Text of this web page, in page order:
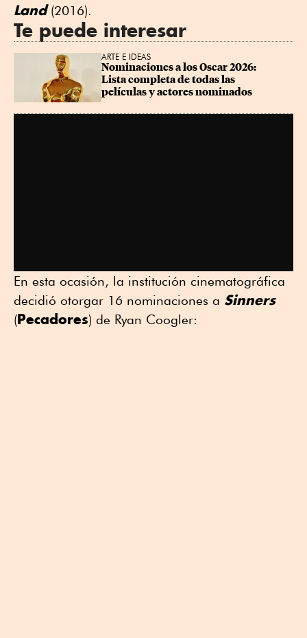
Land(2016).
Te puede interesar
ARTE E IDEAS
Nominaciones a los Oscar 2026:
Lista completa de todas las
películas y actores nominados
En esta ocasión, la institución cinematográfica
decidió otorgar 16 nominaciones a Sinners
(Pecadores) de Ryan Coogler: